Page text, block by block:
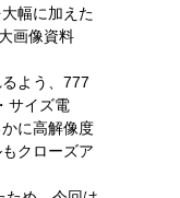
幅に加えた
画像資料
よう、777
サイズ電
に高解像度
クローズア